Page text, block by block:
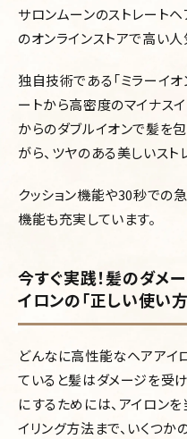
サロンムーンのストレート
のオンラインストアで高い人
独自技術である「ミラーイオ
ートから高密度のマイナス
からのダブルイオンで髪を
がら、ツヤのある美しいスト
クッション機能や30秒での
機能も充実しています。
今すぐ実践！髪のダメ
イロンの「正しい使い方
どんなに高性能なヘアアイ
ていると髪はダメージを受
にするためには、アイロン
イリング方法まで、いくつ